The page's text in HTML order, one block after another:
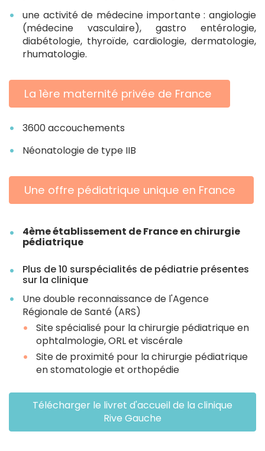
une activité de médecine importante : angiologie
(médecine vasculaire), gastro entérologie,
diabétologie, thyroïde, cardiologie, dermatologie,
rhumatologie.
La 1ère maternité privée de France
3600 accouchements
Néonatologie de type IIB
Une offre pédiatrique unique en France
4ème établissement de France en chirurgie
pédiatrique
Plus de 10 surspécialités de pédiatrie présentes
sur la clinique
Une double reconnaissance de l'Agence
Régionale de Santé (ARS)
Site spécialisé pour la chirurgie pédiatrique en
ophtalmologie, ORL et viscérale
Site de proximité pour la chirurgie pédiatrique
en stomatologie et orthopédie
Télécharger le livret d'accueil de la clinique
Rive Gauche